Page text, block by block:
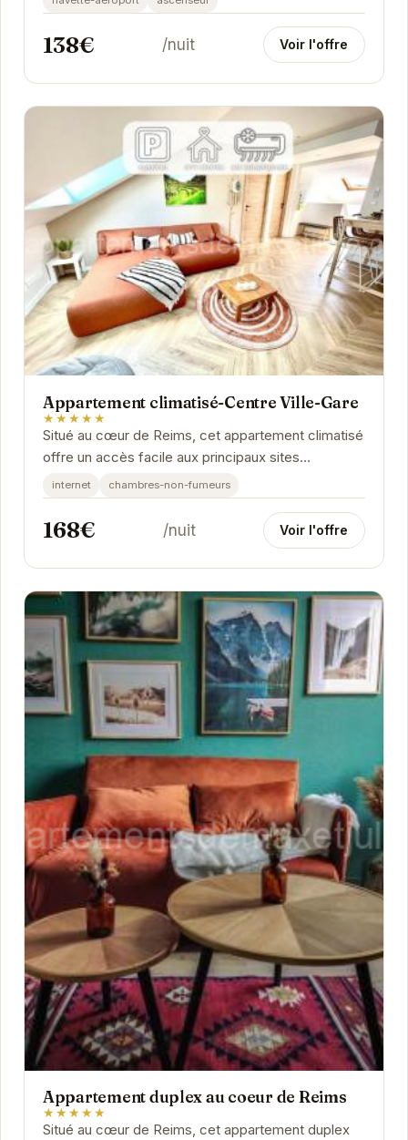
138€ /nuit Voir l'offre
Appartement climatisé-Centre Ville-Gare
★★★★★
Situé au cœur de Reims, cet appartement climatisé
offre un accès facile aux principaux sites
touristiques. La proximité de la gare facilite...
internet chambres-non-fumeurs
168€ /nuit Voir l'offre
Appartement duplex au coeur de Reims
★★★★★
Situé au cœur de Reims, cet appartement duplex